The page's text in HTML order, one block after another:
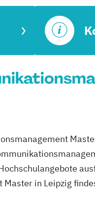
in Leipzig